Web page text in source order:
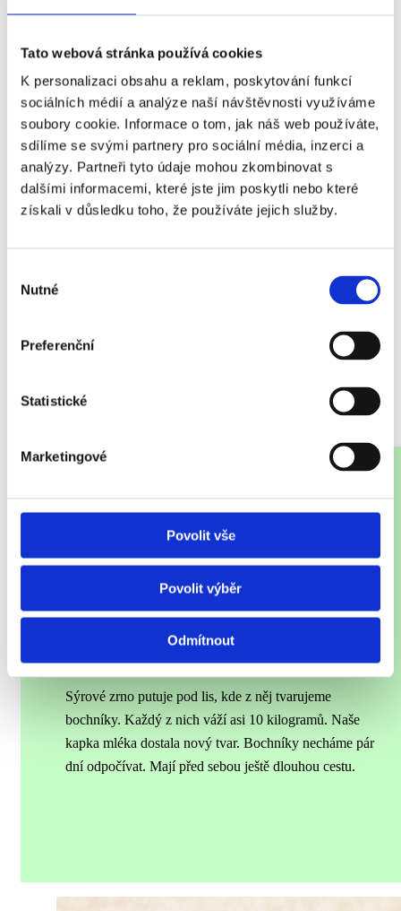
Tato webová stránka používá cookies
K personalizaci obsahu a reklam, poskytování funkcí
sociálních médií a analýze naší návštěvnosti využíváme
soubory cookie. Informace o tom, jak náš web používáte,
sdílíme se svými partnery pro sociální média, inzerci a
analýzy. Partneři tyto údaje mohou zkombinovat s
dalšími informacemi, které jste jim poskytli nebo které
získali v důsledku toho, že používáte jejich služby.
souhlasu
Nutné
Preferenční
Statistické
Marketingové
Povolit vše
Povolit výběr
Odmítnout
SÝROVÉ ZRNO
Čerstvé mléko se dopravuje z farem do naší mlékárny.
Zde prochází odtučňovací kúrou a takzvaným
DĚLÁME FORMU
Sýrové zrno putuje pod lis, kde z něj tvarujeme
bochníky. Každý z nich váží asi 10 kilogramů. Naše
kapka mléka dostala nový tvar. Bochníky necháme pár
dní odpočívat. Mají před sebou ještě dlouhou cestu.